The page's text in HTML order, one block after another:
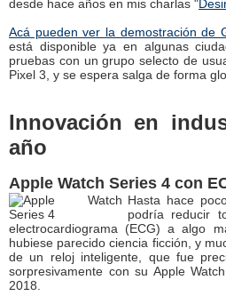
desde hace años en mis charlas "
Acá pueden ver la demostración de
está disponible ya en algunas
pruebas con un grupo selecto de
Pixel 3, y se espera salga de forma
Innovación en
año
Apple Watch Series 4 con
Hasta hace
podría reducir
electrocardiograma (ECG) a algo
hubiese parecido ciencia ficción, y
de un reloj inteligente, que fue
sorpresivamente con su Apple
2018.